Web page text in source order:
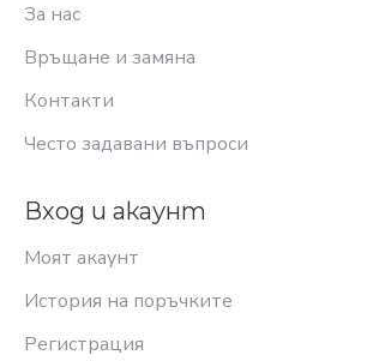
За нас
Връщане и замяна
Контакти
Често задавани въпроси
Вход и акаунт
Моят акаунт
История на поръчките
Регистрация